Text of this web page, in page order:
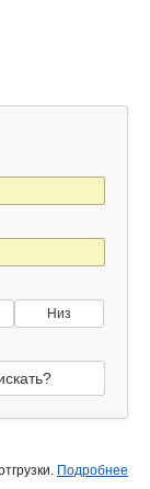
Низ
Подробнее